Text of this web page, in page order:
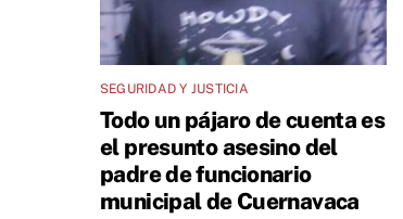
SEGURIDAD Y JUSTICIA
Todo un pájaro de cuenta es
el presunto asesino del
padre de funcionario
municipal de Cuernavaca